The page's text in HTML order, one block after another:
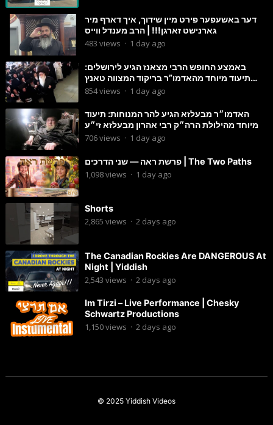
דער באשעפער פירט מיין שידוך, איך דארף מיר
גארנישט זארגן!!! | הרב מענדל ווייס
483 views · 1 day ago
באמצע החופש הרבי מצאנז הגיע לירושלים:
תיעוד מיוחד מהאדמו”ר בריקוד המצווה טאנץ
בשמחת בית סטרפקוב
854views · 1 day ago
האדמו״ר מבעלזא הגיע להר המנוחות: תיעוד
מיוחד מהילולת הרה״ק רבי אהרון מבעלזא זי״ע
706views · 1 day ago
פרשת ראה — שני הדרכים | The Two Paths
1,098views · 1 day ago
Shorts
2,865 views · 2 days ago
The Canadian Rockies Are DANGEROUS At
Night | Yiddish
2,543 views · 2 days ago
Im Tirzi – Live Performance | Chesky
Schwartz Productions
1,150views · 2 days ago
© 2025 Yiddish Videos